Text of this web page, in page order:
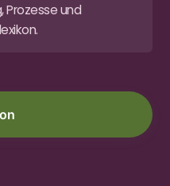
Prozesse und